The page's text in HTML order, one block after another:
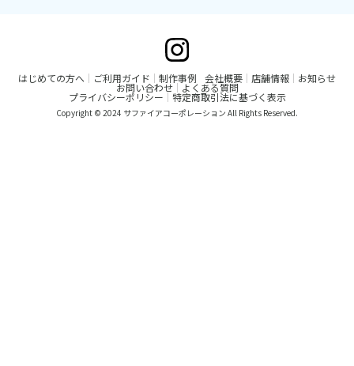
はじめての方へ ご利用ガイド 制作事例 会社概要 店舗情報 お知らせ
お問い合わせ よくある質問
プライバシーポリシー 特定商取引法に基づく表示
Copyright © 2024 サファイアコーポレーション All Rights Reserved.